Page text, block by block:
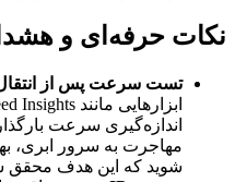
نکات حرفه‌ای و
تست سرعت پس از
اندازه‌گیری سرعت
مهاجرت به سرور ابری،
شوید که این هدف